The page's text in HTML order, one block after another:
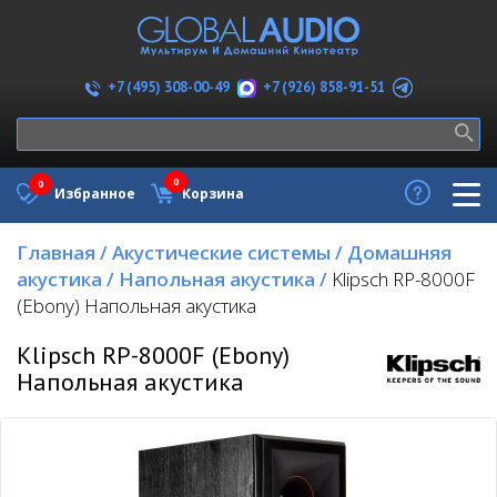
+7 (495) 308-00-49 +7 (926) 858-91-51
Избранное
0
Корзина
0
Главная /Акустические системы / Домашняя
акустика / Напольная акустика / Klipsch RP-8000F
(Ebony) Напольная акустика
Klipsch RP-8000F (Ebony)
Напольная акустика